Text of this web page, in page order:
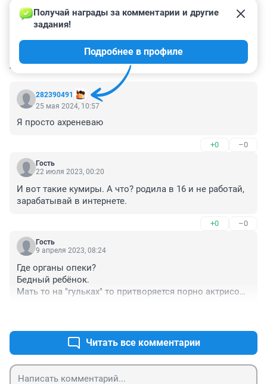
КОММЕНТАРИИ 28
282390491
Получай награды за комментарии и другие
задания!
Подробнее в профиле
25 мая 2024, 10:57
Я просто ахреневаю
+0 –0
Гость
22 июля 2023, 00:20
И вот такие кумиры. А что? родила в 16 и не работай,
зарабатывай в интернете.
+0 –0
Гость
9 апреля 2023, 08:24
Где органы опеки?
Бедный ребёнок.
Мать то на "гульках" то притворяется порно актрисой.
Читать все комментарии